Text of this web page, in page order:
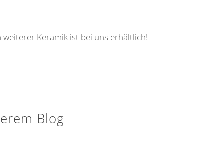
weiterer Keramik ist bei uns erhältlich!
Blog